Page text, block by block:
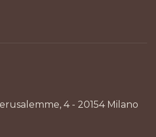
4 - 20154 Milano